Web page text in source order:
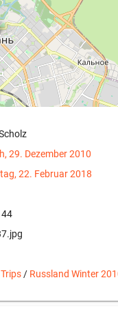
29. Dezember 2010
22. Februar 2018
/ Russland Winter